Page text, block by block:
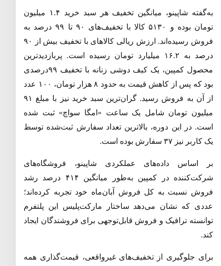
به‌گفته شاپینو، میانگین تخفیف هر سبد خرید ۱ .
۴ میلیون
تومان بوده و ۵۱۳۰ کالا با تخفیف‌های ۹۰ تا ۹۹ درصد به
فروش رسیده‌اند.
ارزش ریالی کالاهای با تخفیف بیش از ۹۰
درصد به ۱۶
.۲ میلیارد تومان رسیده است . پربازدیدترین
محصول کمپین، یک کیف دوشی زنانه با تخفیف ۹۹درصدی
بود که پس از کاهش قیمت به حدود ۸ هزار تومان، ۱۰۰ عدد
از آن به فروش رسید.
گران‌ترین سبد خرید نیز با مبلغ ۹۱
میلیون تومان شامل یک ساعت « امگا سواچ»ثبت شده
است.در این دوره، بالاترین تعداد سفارش ثبت‌شده توسط
یک کاربر نیز ۳۷ سفارش بوده است
.
بر اساس داده‌های عملکردی شاپینو، فروشگاه‌های
شرکت‌کننده در کمپین به‌طور میانگین ۴۱۴ درصد رشد
فروش نسبت به کل فروش آبان‌ماه خود تجربه کرده‌اند؛
عددی که نشان می‌دهد ساختار مارکت‌پلیس این پلتفرم
توانسته ترافیک و فروش قابل‌توجهی برای فروشندگان ایجاد
کند.
برای جلوگیری از تخفیف‌های غیرواقعی، قیمت‌گذاری همه